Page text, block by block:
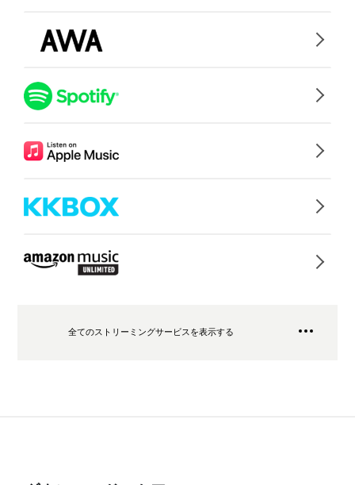
全てのストリーミングサービスを表示する